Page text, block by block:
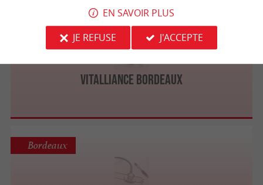
Vitalliance Bordeaux
Bordeaux
Bordeaux
EN SAVOIR PLUS
JE REFUSE
J'ACCEPTE